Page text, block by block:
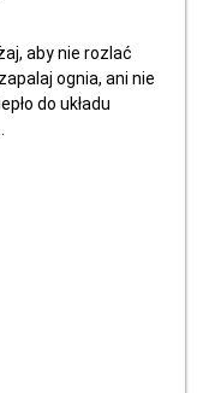
aby nie rozlać
ognia, ani nie
do układu